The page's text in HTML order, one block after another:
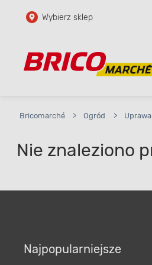
Przejdź do głównej
Przejdź do wyszukiwarki
Wybierz sklep
Bricomarché > Ogród >
Nie znaleziono
Najpopularniejsze